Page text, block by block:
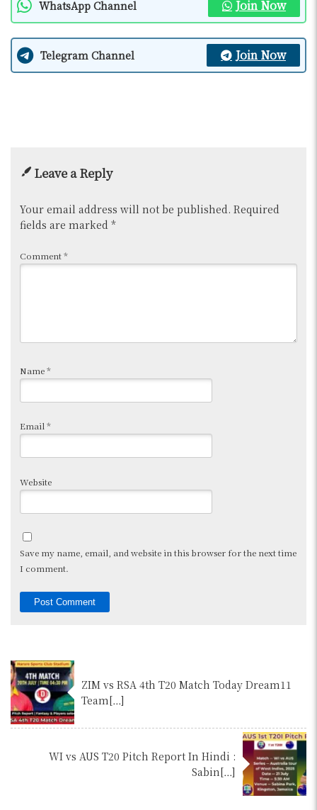
WhatsApp Channel Join Now
Telegram Channel Join Now
Leave a Reply
Your email address will not be published. Required
fields are marked *
Comment*
Name*
Email *
Website
Save my name, email, and website in this browser for the next time
I comment.
ZIM vs RSA 4th T20 Match Today Dream11
Team[…]
WI vs AUS T20 Pitch Report In Hindi :
Sabin[…]